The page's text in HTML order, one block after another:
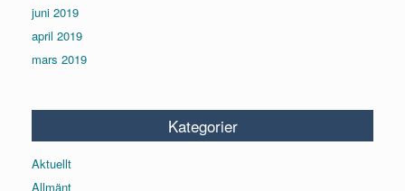
juni 2019
april 2019
mars 2019
Kategorier
Aktuellt
Allmänt